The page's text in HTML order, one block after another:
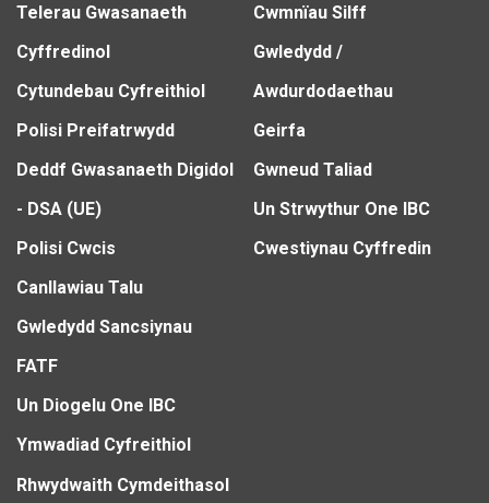
Telerau Gwasanaeth
Cyffredinol
Cytundebau Cyfreithiol
Polisi Preifatrwydd
Deddf Gwasanaeth Digidol
- DSA (UE)
Polisi Cwcis
Canllawiau Talu
Gwledydd Sancsiynau
FATF
Un Diogelu One IBC
Ymwadiad Cyfreithiol
Cwmnïau Silff
Gwledydd /
Awdurdodaethau
Geirfa
Gwneud Taliad
Un Strwythur One IBC
Cwestiynau Cyffredin
Rhwydwaith Cymdeithasol